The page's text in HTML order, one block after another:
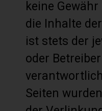
keine
die Inhalte
ist stets der
oder
Seiten